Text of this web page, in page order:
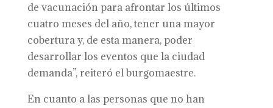
de vacunación para afrontar los últimos
cuatro meses del año, tener una mayor
cobertura y, de esta manera, poder
desarrollar los eventos que la ciudad
demanda”, reiteró el burgomaestre.
En cuanto a las personas que no han